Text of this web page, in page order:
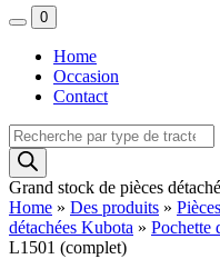
0
Home
Occasion
Contact
Recherche
de
produits
Grand stock de pièces
Home » Des produits »
détachées Kubota » Pochette
L1501 (complet)